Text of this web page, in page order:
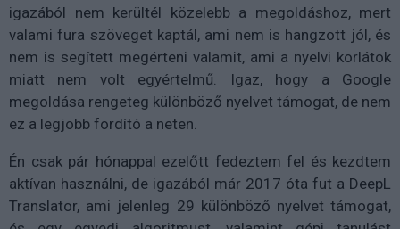
igazából nem kerültél közelebb a megoldáshoz, mert
valami fura szöveget kaptál, ami nem is hangzott jól, és
nem is segített megérteni valamit, ami a nyelvi korlátok
miatt nem volt egyértelmű. Igaz, hogy a Google
megoldása rengeteg különböző nyelvet támogat, de nem
ez a legjobb fordító a neten.
Én csak pár hónappal ezelőtt fedeztem fel és kezdtem
aktívan használni, de igazából már 2017 óta fut a DeepL
Translator, ami jelenleg 29 különböző nyelvet támogat,